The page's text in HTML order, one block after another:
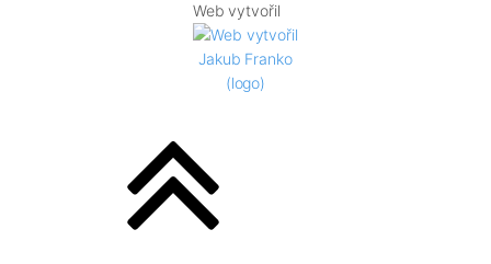
Web vytvořil